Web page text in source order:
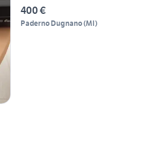
400 €
Paderno Dugnano(MI)